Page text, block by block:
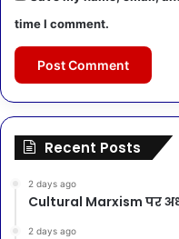
time I comment.
Recent Posts
2 days ago
Cultural Marxism पर
2 days ago